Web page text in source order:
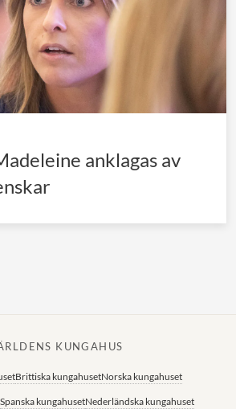
anklagas av
KUNGAHUS
Brittiska kungahusetNorska kungahuset
Spanska kungahusetNederländska kungahuset